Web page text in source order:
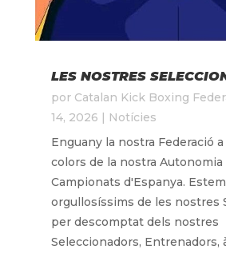
LES NOSTRES
por Catalan Kick Boxing
14, 2026 | Notícies
Enguany la nostra Federació
colors de la nostra
Campionats d'Espanya. Estem
orgullosíssims de les nostres
per descomptat dels nostres
Seleccionadors, Entrenadors,